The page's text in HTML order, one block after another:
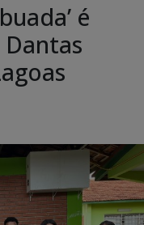
é
Dantas